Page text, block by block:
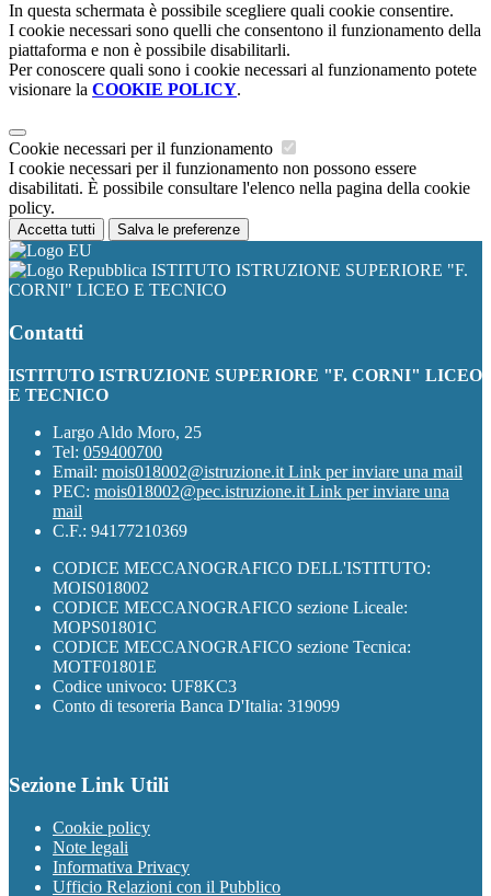
In questa schermata è possibile scegliere quali cookie consentire.
I cookie necessari sono quelli che consentono il funzionamento della
piattaforma e non è possibile disabilitarli.
Per conoscere quali sono i cookie necessari al funzionamento potete
visionare la COOKIE POLICY.
Cookie necessari per il funzionamento
I cookie necessari per il funzionamento non possono essere
disabilitati. È possibile consultare l'elenco nella pagina della cookie
policy.
Accetta tutti Salva le preferenze
ISTITUTO ISTRUZIONE SUPERIORE "F.
CORNI" LICEO E TECNICO
Contatti
ISTITUTO ISTRUZIONE SUPERIORE "F. CORNI" LICEO
E TECNICO
Largo Aldo Moro, 25
Tel: 059400700
Email: mois018002@istruzione.it Link per inviare una mail
PEC: mois018002@pec.istruzione.it Link per inviare una
mail
C.F.: 94177210369
CODICE MECCANOGRAFICO DELL'ISTITUTO:
MOIS018002
CODICE MECCANOGRAFICO sezione Liceale:
MOPS01801C
CODICE MECCANOGRAFICO sezione Tecnica:
MOTF01801E
Codice univoco: UF8KC3
Conto di tesoreria Banca D'Italia: 319099
Sezione Link Utili
Cookie policy
Note legali
Informativa Privacy
Ufficio Relazioni con il Pubblico